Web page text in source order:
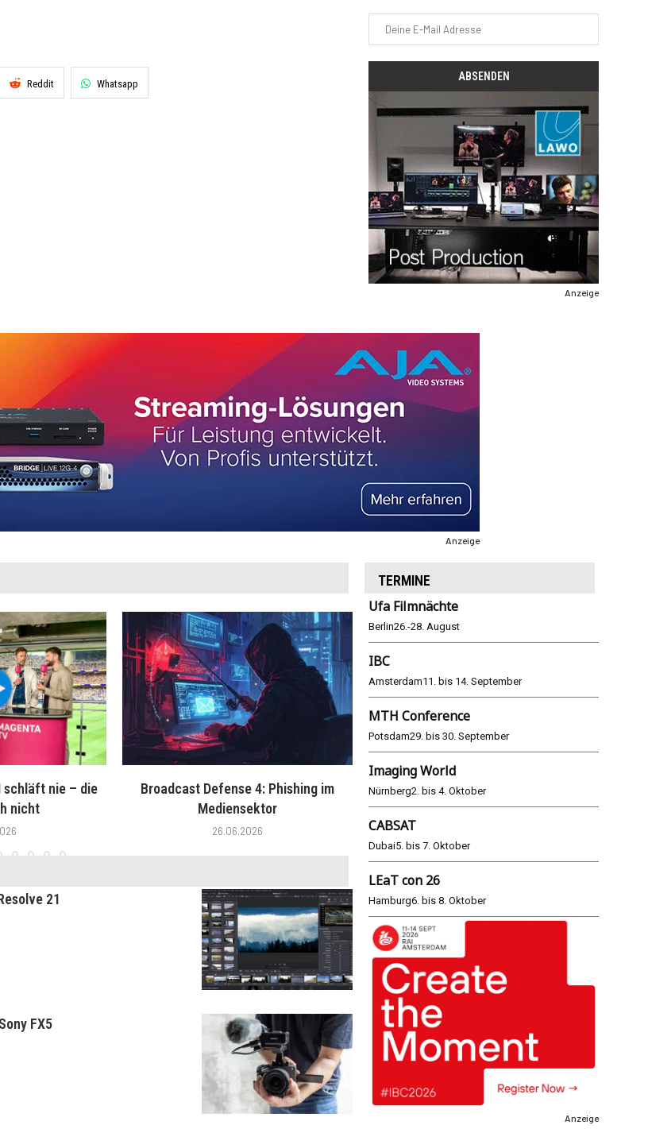
Reddit Whatsapp
Anzeige
Anzeige
schläft nie – die
nicht
Broadcast Defense 4: Phishing im
Mediensektor
26.06.2026
WM 2026: ARD und ZDF im Remote-
Modus
21
FX5
TERMINE
Ufa Filmnächte
Berlin26.-28. August
IBC
Amsterdam11. bis 14. September
MTH Conference
Potsdam29. bis 30. September
Imaging World
Nürnberg2. bis 4. Oktober
CABSAT
Dubai5. bis 7. Oktober
LEaT con 26
Hamburg6. bis 8. Oktober
Anzeige